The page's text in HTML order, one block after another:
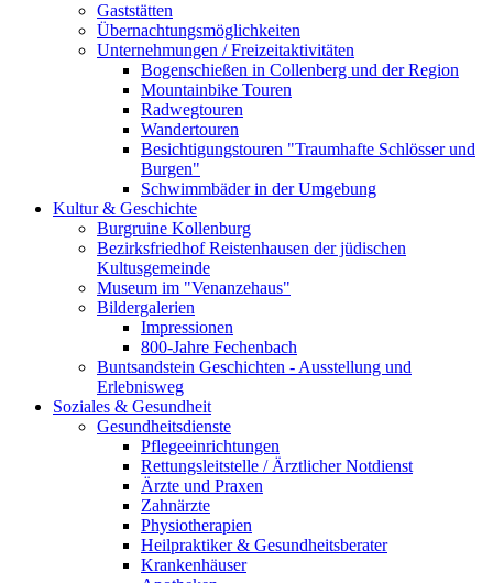
Gaststätten
Übernachtungsmöglichkeiten
Unternehmungen / Freizeitaktivitäten
Bogenschießen in Collenberg und der Region
Mountainbike Touren
Radwegtouren
Wandertouren
Besichtigungstouren "Traumhafte Schlösser und
Burgen"
Schwimmbäder in der Umgebung
Kultur & Geschichte
Burgruine Kollenburg
Bezirksfriedhof Reistenhausen der jüdischen
Kultusgemeinde
Museum im "Venanzehaus"
Bildergalerien
Impressionen
800-Jahre Fechenbach
Buntsandstein Geschichten - Ausstellung und
Erlebnisweg
Soziales & Gesundheit
Gesundheitsdienste
Pflegeeinrichtungen
Rettungsleitstelle / Ärztlicher Notdienst
Ärzte und Praxen
Zahnärzte
Physiotherapien
Heilpraktiker & Gesundheitsberater
Krankenhäuser